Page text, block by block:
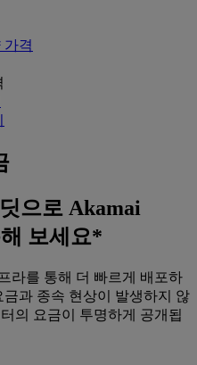
가격
으로 Akamai
보세요*
라를 통해 더 빠르게 배포하
과 종속 현상이 발생하지 않
의 요금이 투명하게 공개됩